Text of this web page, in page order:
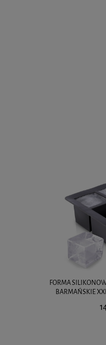
FORMA
BARMAŃSKIE